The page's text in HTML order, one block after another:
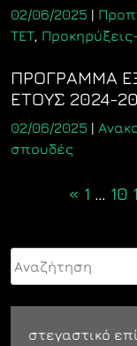
02/06/2025 |
ΤΕΤ,
ΠΡΟΓΡΑΜΜΑ
ΕΤΟΥΣ 2024-
02/06/2025 |
σπουδές
Posts« 1 … 10
Αναζήτηση
στεγαστικό